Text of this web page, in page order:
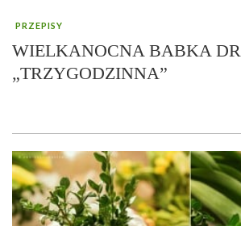
PRZEPISY
WIELKANOCNA BABKA
„TRZYGODZINNA”